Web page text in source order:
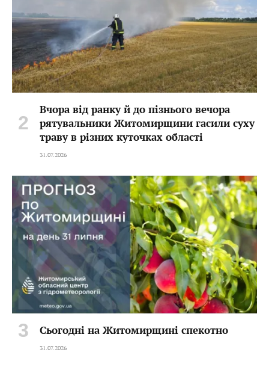
Вчора від ранку й до пізнього вечора
рятувальники Житомирщини гасили суху
траву в різних куточках області
31.07.2026
Сьогодні на Житомирщині спекотно
31.07.2026